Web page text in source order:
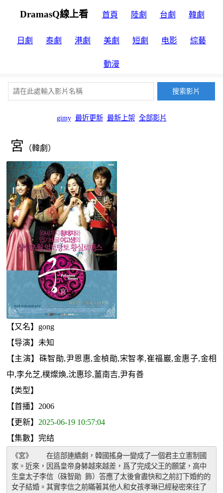
DramasQ線上看 首頁 陸劇 台劇 韓劇
日劇 泰劇 港劇 美劇 短劇 电影 綜藝
動漫
gimy 最近更新 最新上架 全部影片
宮 （韓劇）
【又名】gong
【导演】未知
【主演】硃智勛,尹恩惠,金楨勛,宋智孝,崔福巖,金惠子,金相
中,李允芝,樸燦煥,沈惠珍,薑南吉,尹有善
【类型】
【首播】2006
【更新】 2025-06-19 10:57:04
【集數】完结
《宮》　　在這部連續劇，韓國搖身一變成了一個君主立憲制國
家。近來，因爲皇帝身躰越來越差，爲了完成父王的願望，高中
生皇太子李信（硃智勛 飾）答應了太後會盡快和之前訂下婚約的
女子結婚。其實李信之前瞞著其他人和女孩孝琳已經秘密來往了